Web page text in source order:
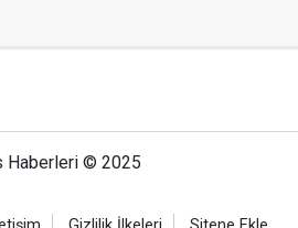
Haberleri © 2025